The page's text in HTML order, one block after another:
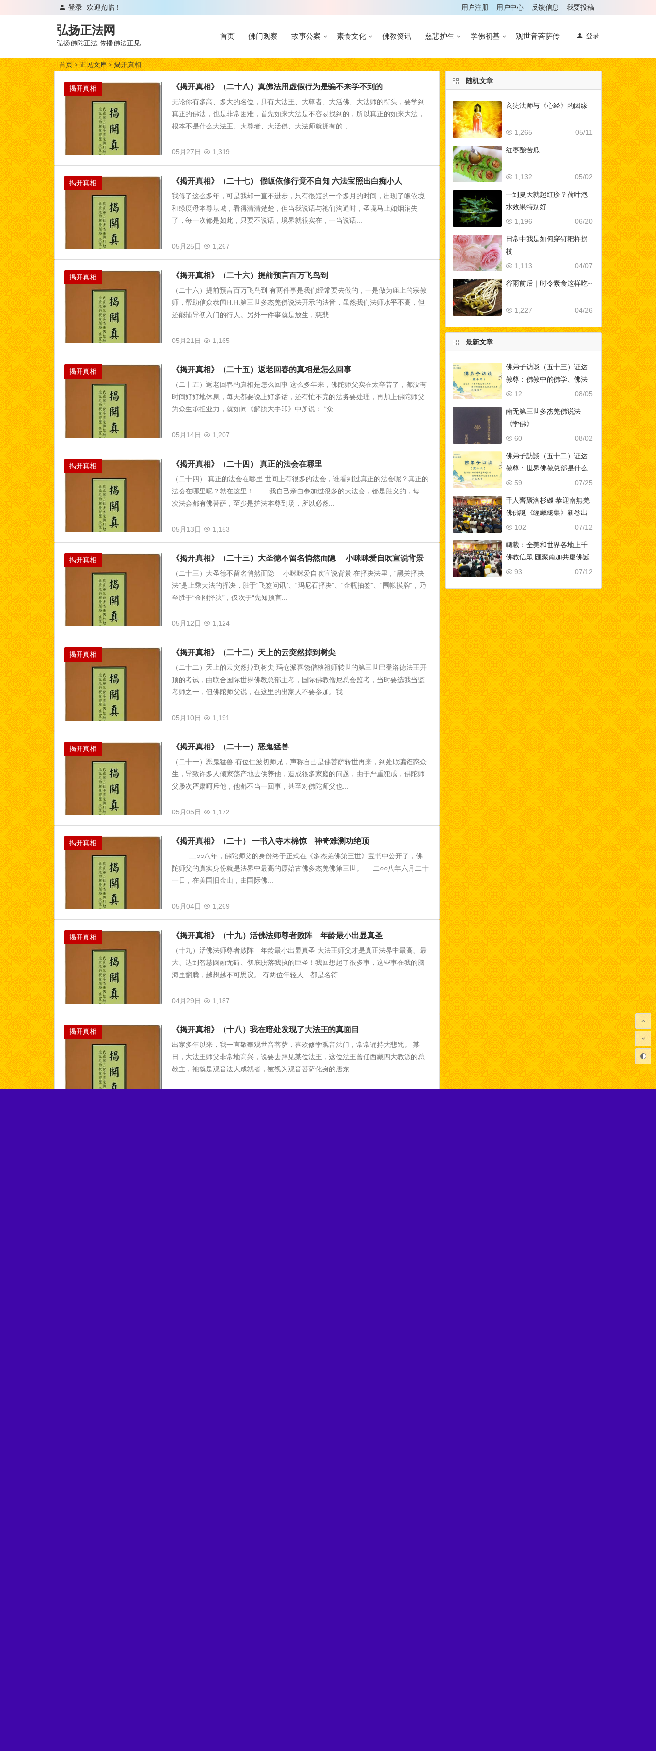
欢迎光临！
登录 用户注册 用户中心 反馈信息 我要投稿
登录
弘扬正法网
弘扬佛陀正法 传播佛法正见
首页 佛门观察 故事公案 素食文化 佛教资讯 慈悲护生 学佛初基 观世音菩萨传
首页 正见文库 揭开真相
揭开真相 《揭开真相》（二十八）真佛法用虚假行为是骗不来学不到的
无论你有多高、多大的名位，具有大法王、大尊者、大活佛、大法师的衔头，要学到
真正的佛法，也是非常困难，首先如来大法是不容易找到的，所以真正的如来大法，
根本不是什么大法王、大尊者、大活佛、大法师就拥有的，...
05月27日 1,319
揭开真相 《揭开真相》（二十七） 假皈依修行竟不自知 六法宝照出白痴小人
我修了这么多年，可是我却一直不进步，只有很短的一个多月的时间，出现了皈依境
和绿度母本尊坛城，看得清清楚楚，但当我说话与祂们沟通时，圣境马上如烟消失
了，每一次都是如此，只要不说话，境界就很实在，一当说话...
05月25日 1,267
揭开真相 《揭开真相》（二十六）提前预言百万飞鸟到
（二十六）提前预言百万飞鸟到 有两件事是我们经常要去做的，一是做为庙上的宗教
师，帮助信众恭闻H.H.第三世多杰羌佛说法开示的法音，虽然我们法师水平不高，但
还能辅导初入门的行人。另外一件事就是放生，慈悲...
05月21日 1,165
揭开真相 《揭开真相》（二十五）返老回春的真相是怎么回事
（二十五）返老回春的真相是怎么回事 这么多年来，佛陀师父实在太辛苦了，都没有
时间好好地休息，每天都要说上好多话，还有忙不完的法务要处理，再加上佛陀师父
为众生承担业力，就如同《解脱大手印》中所说： “众...
05月14日 1,207
揭开真相 《揭开真相》（二十四） 真正的法会在哪里
（二十四） 真正的法会在哪里 世间上有很多的法会，谁看到过真正的法会呢？真正的
法会在哪里呢？就在这里！ 我自己亲自参加过很多的大法会，都是胜义的，每一
次法会都有佛菩萨，至少是护法本尊到场，所以必然...
05月13日 1,153
揭开真相 《揭开真相》（二十三）大圣德不留名悄然而隐 小咪咪爱自吹宣说背景
（二十三）大圣德不留名悄然而隐 小咪咪爱自吹宣说背景 在择决法里，“黑关择决
法”是上乘大法的择决，胜于“飞签问讯”、“玛尼石择决”、“金瓶抽签”、“围帐摸牌”，乃
至胜于“金刚择决”，仅次于“先知预言...
05月12日 1,124
揭开真相 《揭开真相》（二十二）天上的云突然掉到树尖
（二十二）天上的云突然掉到树尖 玛仓派喜饶僧格祖师转世的第三世巴登洛德法王开
顶的考试，由联合国际世界佛教总部主考，国际佛教僧尼总会监考，当时要选我当监
考师之一，但佛陀师父说，在这里的出家人不要参加。我...
05月10日 1,191
揭开真相 《揭开真相》（二十一）恶鬼猛兽
（二十一）恶鬼猛兽 有位仁波切师兄，声称自己是佛菩萨转世再来，到处欺骗诳惑众
生，导致许多人倾家荡产地去供养他，造成很多家庭的问题，由于严重犯戒，佛陀师
父屡次严肃呵斥他，他都不当一回事，甚至对佛陀师父也...
05月05日 1,172
揭开真相 《揭开真相》（二十） 一书入寺木棉惊 神奇难测功绝顶
二○○八年，佛陀师父的身份终于正式在《多杰羌佛第三世》宝书中公开了，佛
陀师父的真实身份就是法界中最高的原始古佛多杰羌佛第三世。 二○○八年六月二十
一日，在美国旧金山，由国际佛...
05月04日 1,269
揭开真相 《揭开真相》（十九）活佛法师尊者败阵 年龄最小出显真圣
（十九）活佛法师尊者败阵 年龄最小出显真圣 大法王师父才是真正法界中最高、最
大、达到智慧圆融无碍、彻底脱落我执的巨圣！我回想起了很多事，这些事在我的脑
海里翻腾，越想越不可思议。 有两位年轻人，都是名符...
04月29日 1,187
揭开真相 《揭开真相》（十八）我在暗处发现了大法王的真面目
出家多年以来，我一直敬奉观世音菩萨，喜欢修学观音法门，常常诵持大悲咒。 某
日，大法王师父非常地高兴，说要去拜见某位法王，这位法王曾任西藏四大教派的总
教主，祂就是观音法大成就者，被视为观音菩萨化身的唐东...
随机文章
玄奘法师与《心经》的因缘
05/11
1,265
红枣酿苦瓜
05/02
1,132
一到夏天就起红疹？荷叶泡
水效果特别好
06/20
1,196
日常中我是如何穿钉耙杵拐
杖
04/07
1,113
谷雨前后｜时令素食这样吃~
04/26
1,227
最新文章
佛弟子访谈（五十三）证达
教尊：佛教中的佛学、佛法
与修行的区别？为什么佛教
明？
08/05
12
南无第三世多杰羌佛说法
《学佛》
08/02
60
佛弟子訪談（五十二）证达
教尊：世界佛教总部是什么
样的组织？佛教与其他宗教
实含义！
07/25
59
千人齊聚洛杉磯 恭迎南無羌
佛佛誕《經藏總集》新卷出
版-[華人今日網]
07/12
102
轉載：全美和世界各地上千
佛教信眾 匯聚南加共慶佛誕
07/12
93